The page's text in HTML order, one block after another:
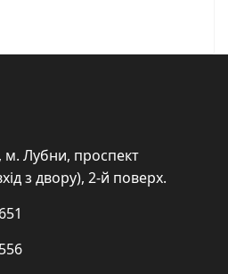
м. Лубни, проспект
з двору), 2-й поверх.